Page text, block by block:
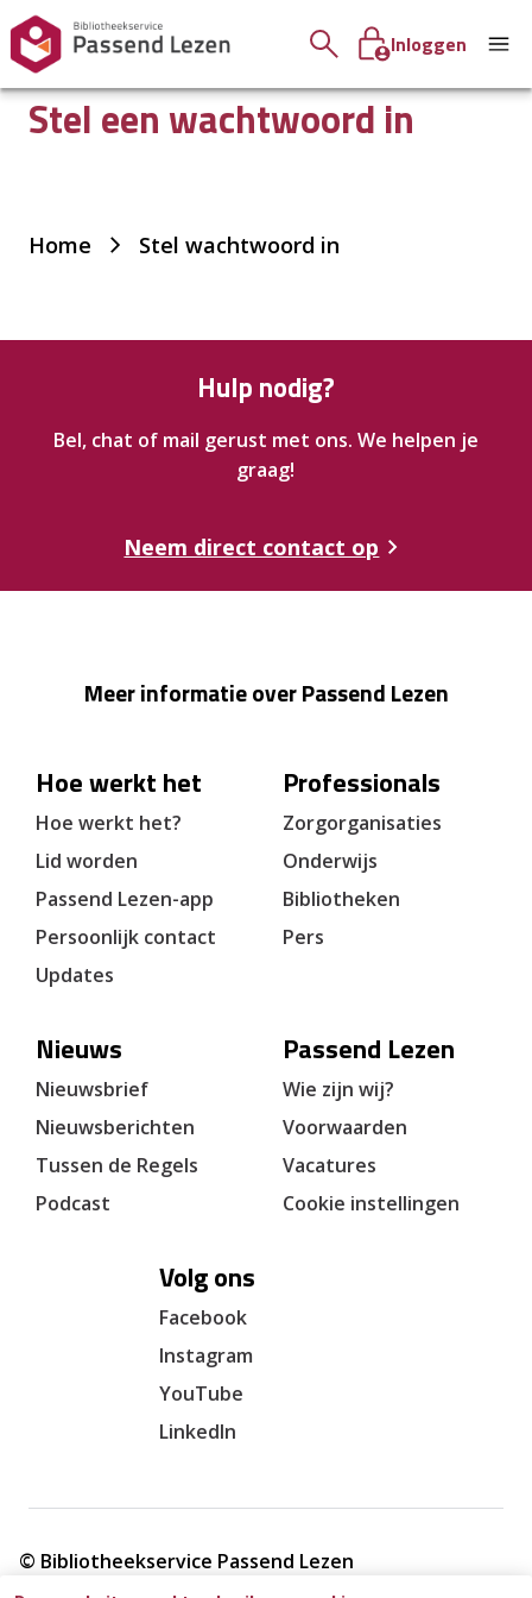
Inloggen
Stel een wachtwoord in
Je
Home Stel wachtwoord in
Hulp nodig?
Bel, chat of mail gerust met ons. We helpen je
graag!
Neem direct contact op
Meer informatie over Passend Lezen
Hoe werkt het
Hoe werkt het?
Lid worden
Passend Lezen-app
Persoonlijk contact
Updates
Professionals
Zorgorganisaties
Onderwijs
Bibliotheken
Pers
Nieuws
Nieuwsbrief
Nieuwsberichten
Tussen de Regels
Podcast
Passend Lezen
Wie zijn wij?
Voorwaarden
Vacatures
Cookie instellingen
Volg ons
Facebook
Instagram
YouTube
LinkedIn
© Bibliotheekservice Passend Lezen